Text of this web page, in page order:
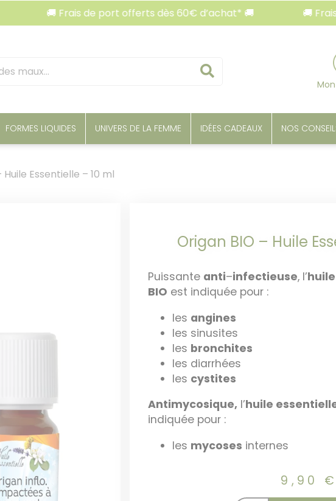
🚚 Frais de port offerts dès 60€ d’achat* 🚚 🚚 Frais de
FORMES LIQUIDES UNIVERS DE LA FEMME IDÉES CADEAUX NOS
Huile Essentielle – 10 ml
Origan BIO – Huile
Puissante anti–infectieuse, l’
BIO est indiquée pour :
les angines
les sinusites
les bronchites
les diarrhées
les cystites
Antimycosique, l’huile
indiquée pour :
les mycoses internes
9,90 €